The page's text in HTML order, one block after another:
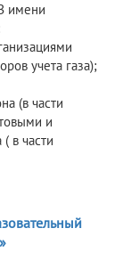
имени
учета газа);
(в части
и
в части